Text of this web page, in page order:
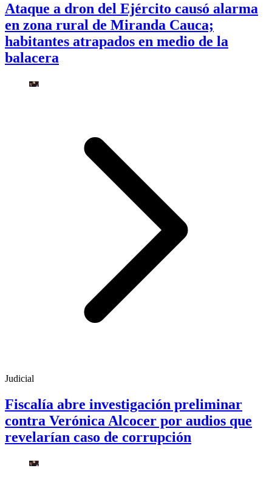
Ataque a dron del Ejército causó alarma
en zona rural de Miranda Cauca;
habitantes atrapados en medio de la
balacera
Judicial
Fiscalía abre investigación preliminar
contra Verónica Alcocer por audios que
revelarían caso de corrupción